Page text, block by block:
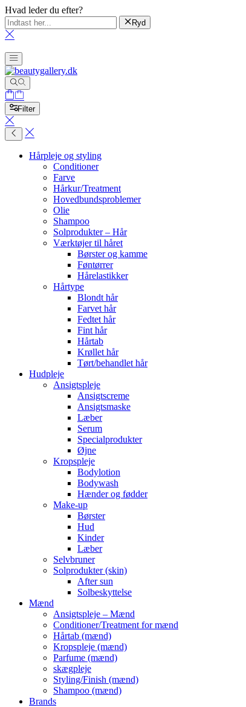
Hvad leder du efter?
Ryd
Filter
Hårpleje og styling
Conditioner
Farve
Hårkur/Treatment
Hovedbundsproblemer
Olie
Shampoo
Solprodukter – Hår
Værktøjer til håret
Børster og kamme
Føntørrer
Hårelastikker
Hårtype
Blondt hår
Farvet hår
Fedtet hår
Fint hår
Hårtab
Krøllet hår
Tørt/behandlet hår
Hudpleje
Ansigtspleje
Ansigtscreme
Ansigtsmaske
Læber
Serum
Specialprodukter
Øjne
Kropspleje
Bodylotion
Bodywash
Hænder og fødder
Make-up
Børster
Hud
Kinder
Læber
Selvbruner
Solprodukter (skin)
After sun
Solbeskyttelse
Mænd
Ansigtspleje – Mænd
Conditioner/Treatment for mænd
Hårtab (mænd)
Kropspleje (mænd)
Parfume (mænd)
skægpleje
Styling/Finish (mænd)
Shampoo (mænd)
Brands